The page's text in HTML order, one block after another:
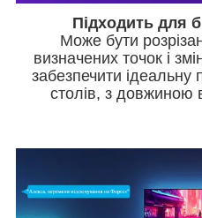
Підходить для
Може бути
визначених точок і
забезпечити ідеальну
столів, з довжиною